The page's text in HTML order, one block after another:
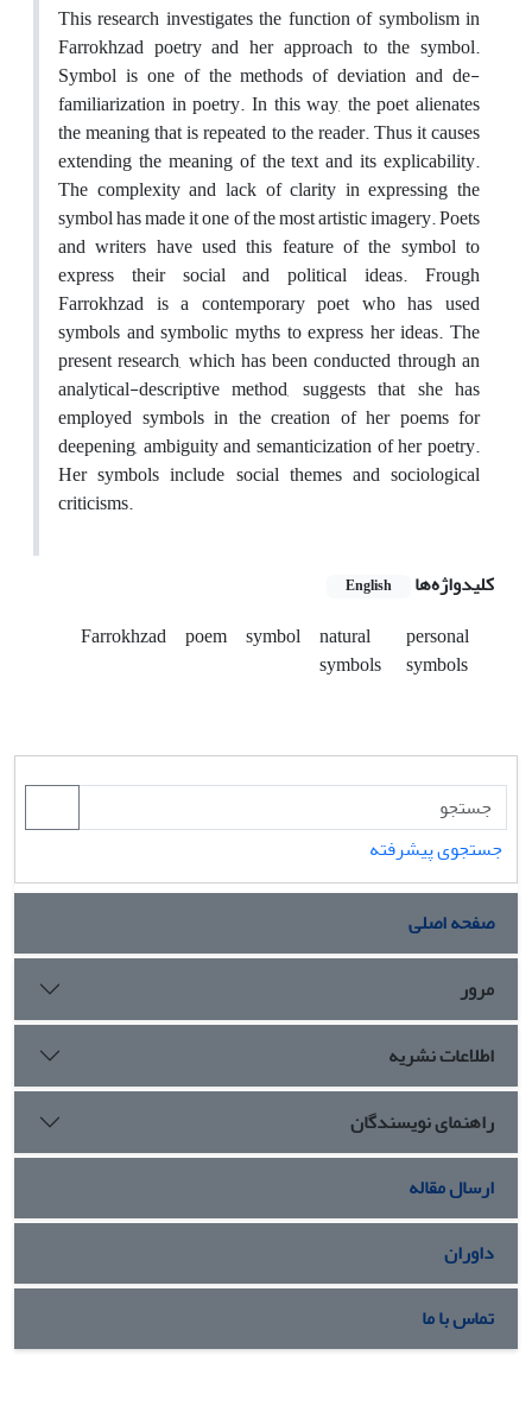
This research investigates the function of symbolism in
Farrokhzad poetry and her approach to the symbol.
Symbol is one of the methods of deviation and de-
familiarization in poetry. In this way, the poet alienates
the meaning that is repeated to the reader. Thus it causes
extending the meaning of the text and its explicability.
The complexity and lack of clarity in expressing the
symbol has made it one of the most artistic imagery. Poets
and writers have used this feature of the symbol to
express their social and political ideas. Frough
Farrokhzad is a contemporary poet who has used
symbols and symbolic myths to express her ideas. The
present research, which has been conducted through an
analytical-descriptive method, suggests that she has
employed symbols in the creation of her poems for
deepening, ambiguity and semanticization of her poetry.
Her symbols include social themes and sociological
criticisms.
کلیدواژه‌ها English
Farrokhzad poem symbol natural
symbols
personal
symbols
جستجوی پیشرفته
صفحه اصلی
مرور
اطلاعات نشریه
راهنمای نویسندگان
ارسال مقاله
داوران
تماس با ما